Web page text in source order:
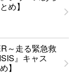
め】
～走る緊急救
』キャス
】